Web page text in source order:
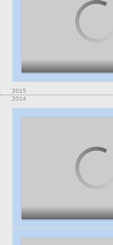
2015
2014